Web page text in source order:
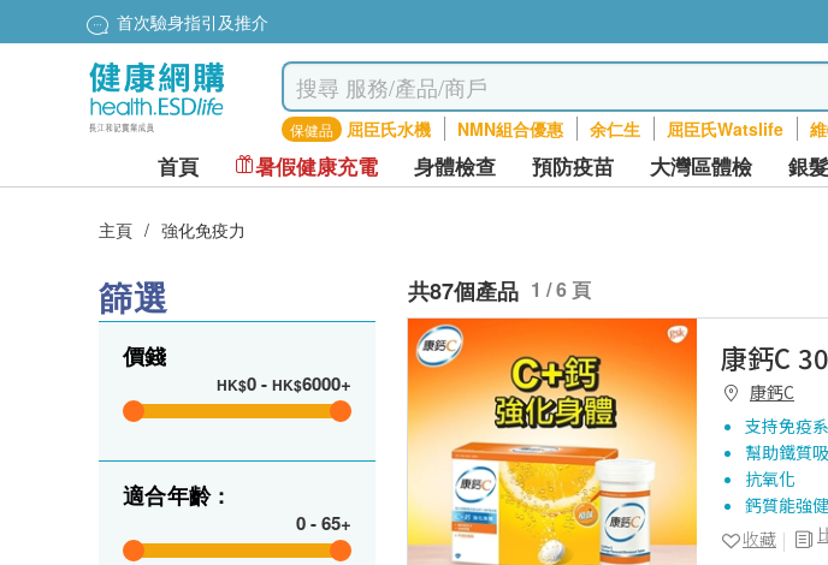
首次驗身指引及推介
保健品 屈臣氏水機 NMN組合優惠 余仁生 屈臣氏Watslife
首頁 暑假健康充電 身體檢查 預防疫苗 大灣區體檢 銀
主頁 / 強化免疫力
篩選
價錢
HK$0- HK$6000+
適合年齡 :
0-65+
共87個產品 1 / 6 頁
康鈣C
康鈣C
支持免疫
幫助鐵質
抗氧化
鈣質能強
收藏